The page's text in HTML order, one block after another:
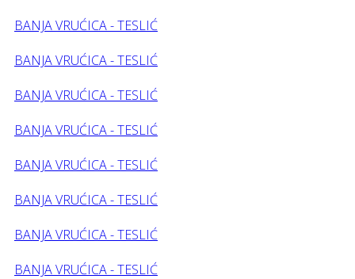
BANJA VRUĆICA - TESLIĆ
BANJA VRUĆICA - TESLIĆ
BANJA VRUĆICA - TESLIĆ
BANJA VRUĆICA - TESLIĆ
BANJA VRUĆICA - TESLIĆ
BANJA VRUĆICA - TESLIĆ
BANJA VRUĆICA - TESLIĆ
BANJA VRUĆICA - TESLIĆ